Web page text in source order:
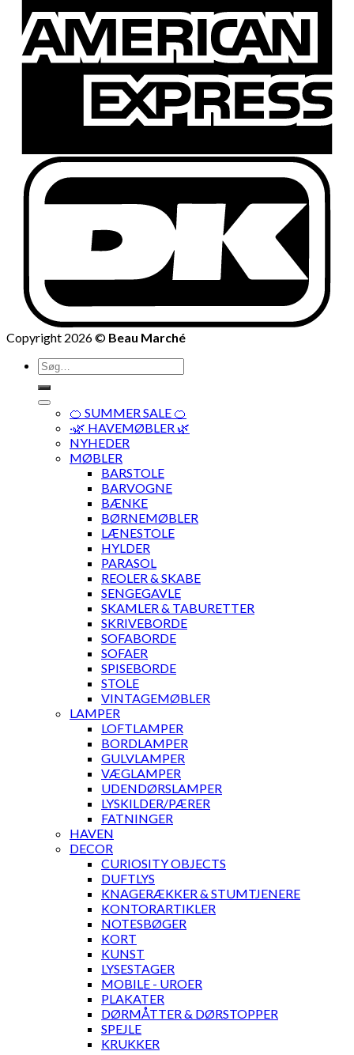
Copyright 2026 © Beau Marché
Søg
efter:
🍊 SUMMER SALE 🍊
·🌿 HAVEMØBLER 🌿
NYHEDER
MØBLER
BARSTOLE
BARVOGNE
BÆNKE
BØRNEMØBLER
LÆNESTOLE
HYLDER
PARASOL
REOLER & SKABE
SENGEGAVLE
SKAMLER & TABURETTER
SKRIVEBORDE
SOFABORDE
SOFAER
SPISEBORDE
STOLE
VINTAGEMØBLER
LAMPER
LOFTLAMPER
BORDLAMPER
GULVLAMPER
VÆGLAMPER
UDENDØRSLAMPER
LYSKILDER/PÆRER
FATNINGER
HAVEN
DECOR
CURIOSITY OBJECTS
DUFTLYS
KNAGERÆKKER & STUMTJENERE
KONTORARTIKLER
NOTESBØGER
KORT
KUNST
LYSESTAGER
MOBILE - UROER
PLAKATER
DØRMÅTTER & DØRSTOPPER
SPEJLE
KRUKKER